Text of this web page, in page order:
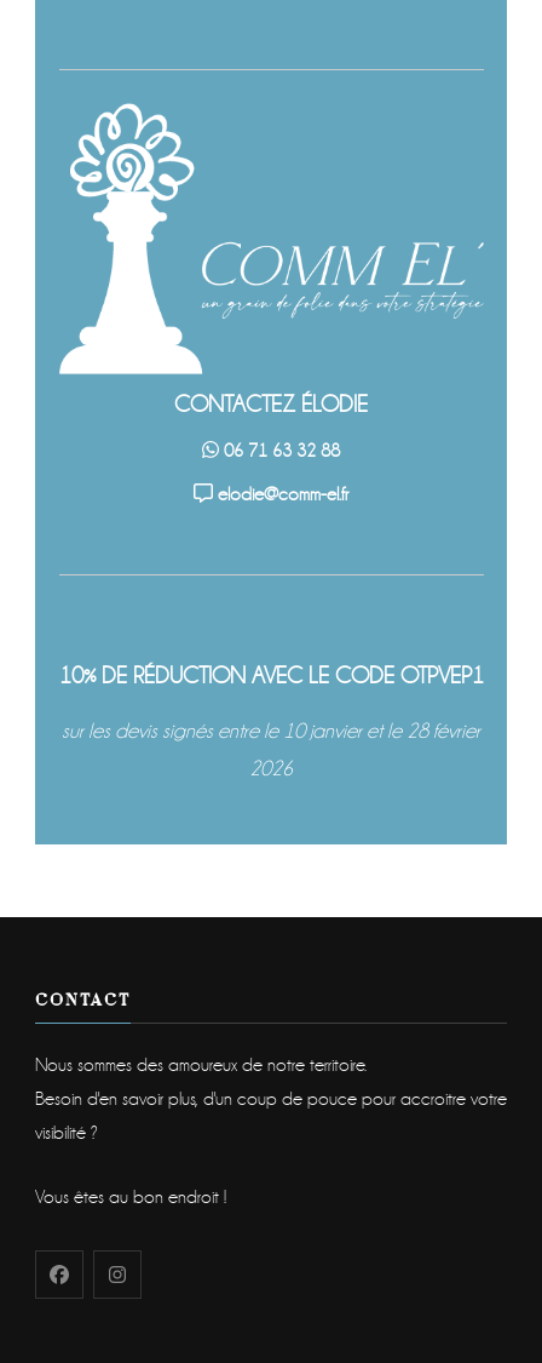
CONTACTEZ ÉLODIE
06 71 63 32 88
elodie@comm-el.fr
10% DE RÉDUCTION AVEC LE CODE OTPVEP1
sur les devis signés entre le 10 janvier et le 28 février
2026
CONTACT
Nous sommes des amoureux de notre territoire.
Besoin d'en savoir plus, d'un coup de pouce pour accroitre votre
visibilité ?
Vous êtes au bon endroit !